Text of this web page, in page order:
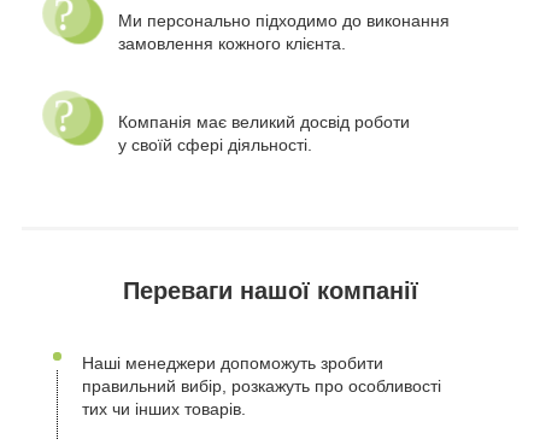
Ми персонально підходимо до виконання
замовлення кожного клієнта.
Компанія має великий досвід роботи
у своїй сфері діяльності.
Переваги нашої компанії
Наші менеджери допоможуть зробити
правильний вибір, розкажуть про особливості
тих чи інших товарів.